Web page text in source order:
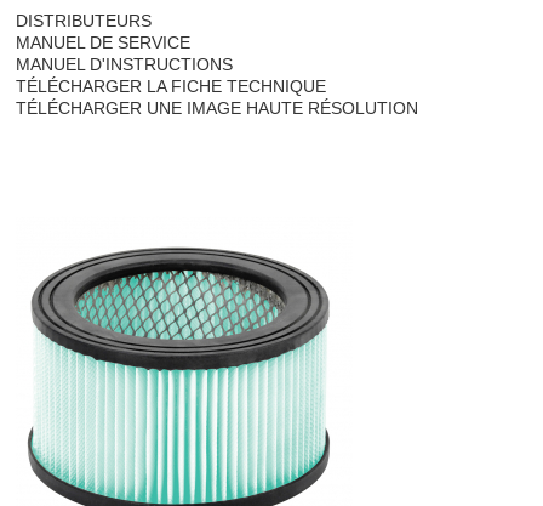
DISTRIBUTEURS
MANUEL DE SERVICE
MANUEL D'INSTRUCTIONS
TÉLÉCHARGER LA FICHE TECHNIQUE
TÉLÉCHARGER UNE IMAGE HAUTE RÉSOLUTION